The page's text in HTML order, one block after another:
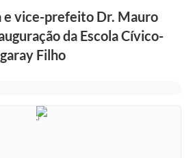
vice-prefeito Dr. Mauro
da Escola Cívico-
Filho